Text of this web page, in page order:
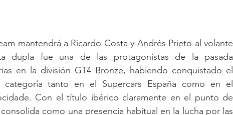
mantendrá a Ricardo Costa y Andrés Prieto al volante
dupla fue una de las protagonistas de la pasada
en la división GT4 Bronze, habiendo conquistado el
tanto en el Supercars España como en el
Con el título ibérico claramente en el punto de
como una presencia habitual en la lucha por las